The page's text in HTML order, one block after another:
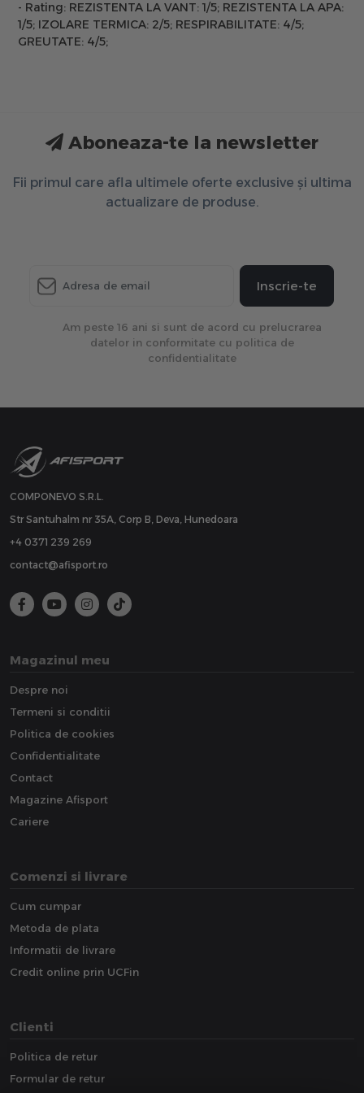
- Rating: REZISTENTA LA VANT: 1/5; REZISTENTA LA APA:
1/5; IZOLARE TERMICA: 2/5; RESPIRABILITATE: 4/5;
GREUTATE: 4/5;
Aboneaza-te la newsletter
Fii primul care afla ultimele oferte exclusive și ultima
actualizare de produse.
Inscrie-te
Am peste 16 ani si sunt de acord cu prelucrarea
datelor in conformitate cu politica de
confidentialitate
COMPONEVO S.R.L.
Str Santuhalm nr 35A, Corp B, Deva, Hunedoara
+4 0371 239 269
contact@afisport.ro
Magazinul meu
Despre noi
Termeni si conditii
Politica de cookies
Confidentialitate
Contact
Magazine Afisport
Cariere
Comenzi si livrare
Cum cumpar
Metoda de plata
Informatii de livrare
Credit online prin UCFin
Clienti
Politica de retur
Formular de retur